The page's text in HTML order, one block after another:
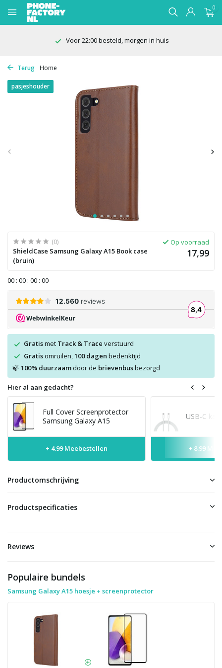
0
Voor 22:00 besteld, morgen in huis
Terug Home
pasjeshouder
(0)
ShieldCase Samsung Galaxy A15 Book case
(bruin)
Op voorraad
17,99
00 : 00 : 00 : 00
Gratismet Track & Trace verstuurd
Gratisomruilen, 100 dagen bedenktijd
🍃 100% duurzaamdoor de brievenbusbezorgd
Hier al aan gedacht?
Full Cover Screenprotector
Samsung Galaxy A15
+ 4.99 Meebestellen
USB-C
+ 8.99
Productomschrijving
Productspecificaties
Reviews
Populaire bundels
Samsung Galaxy A15 hoesje + screenprotector